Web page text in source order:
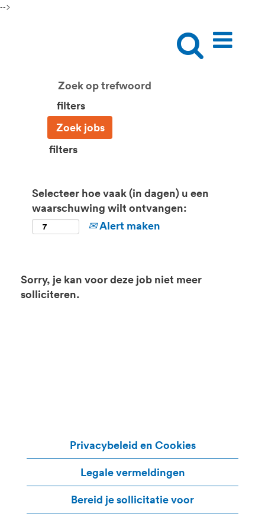
-->
filters
filters
Selecteer hoe vaak (in dagen) u een
waarschuwing wilt ontvangen:
Alert maken
Sorry, je kan voor deze job niet meer
solliciteren.
Privacybeleid en Cookies
Legale vermeldingen
Bereid je sollicitatie voor